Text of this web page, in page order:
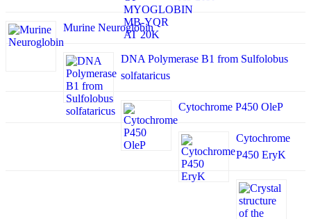
Murine Neuroglobin
DNA Polymerase B1 from Sulfolobus
solfataricus
Cytochrome P450 OleP
Cytochrome
P450 EryK